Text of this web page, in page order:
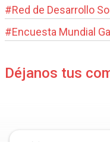
#Red de Desarrollo
#Encuesta Mundial
Déjanos tus